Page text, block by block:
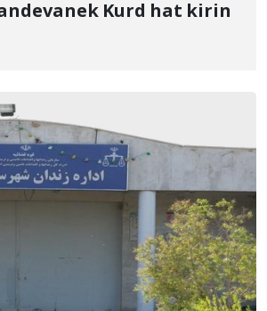
Êrişî Ser Xwandevanek Kurd hat kirin